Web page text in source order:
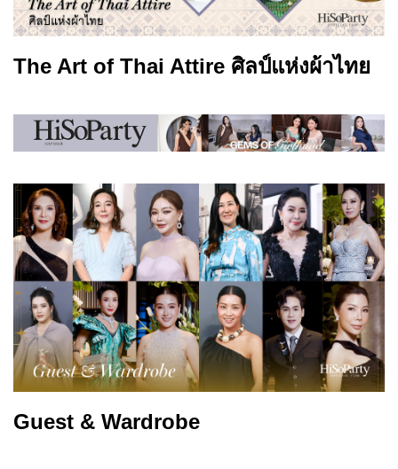
The Art of Thai Attire ศิลป์แห่งผ้าไทย
Guest & Wardrobe